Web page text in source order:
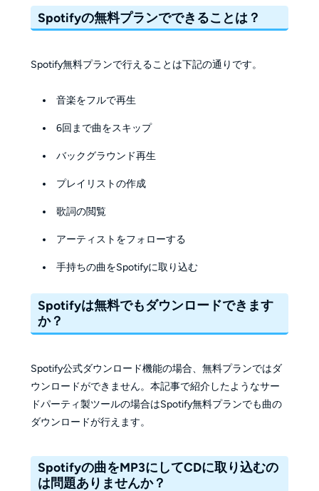
Spotifyの無料プランでできることは？
Spotify無料プランで行えることは下記の通りです。
音楽をフルで再生
6回まで曲をスキップ
バックグラウンド再生
プレイリストの作成
歌詞の閲覧
アーティストをフォローする
手持ちの曲をSpotifyに取り込む
Spotifyは無料でもダウンロードできます
か？
Spotify公式ダウンロード機能の場合、無料プランではダ
ウンロードができません。本記事で紹介したようなサー
ドパーティ製ツールの場合はSpotify無料プランでも曲の
ダウンロードが行えます。
Spotifyの曲をMP3にしてCDに取り込むの
は問題ありませんか？